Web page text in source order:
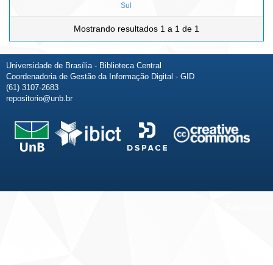
Sul
Mostrando resultados 1 a 1 de 1
Universidade de Brasília - Biblioteca Central
Coordenadoria de Gestão da Informação Digital - GID
(61) 3107-2683
repositorio@unb.br